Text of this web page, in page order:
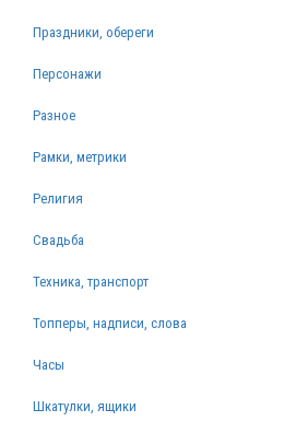
Праздники, обереги
Персонажи
Разное
Рамки, метрики
Религия
Свадьба
Техника, транспорт
Топперы, надписи, слова
Часы
Шкатулки, ящики